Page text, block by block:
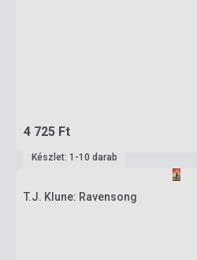
4 725 Ft
Készlet: 1-10 darab
T.J. Klune: Ravensong